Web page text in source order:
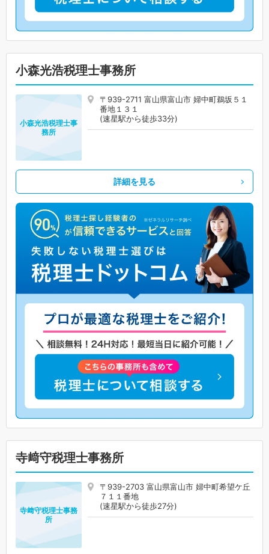
小森光浩税理士事務所
〒939-2711 富山県富山市 婦中町鵜坂５１
番地１３１
(速星駅から徒歩33分)
小森光浩税理士事
務所
詳細を見る
寺﨑守税理士事務所
〒939-2703 富山県富山市 婦中町希望ケ丘
７１１番地
(速星駅から徒歩27分)
寺﨑守税理士事務
所